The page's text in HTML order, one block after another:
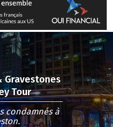
Gravestones
Tour
condamnés à